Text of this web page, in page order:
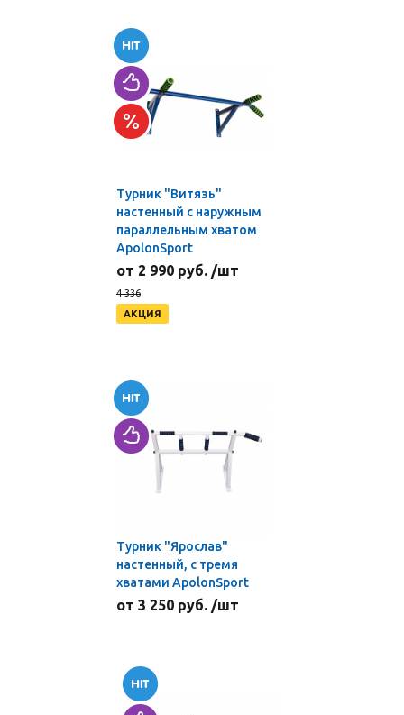
Турник "Витязь"
настенный с наружным
параллельным хватом
ApolonSport
от 2 990 руб. /шт
4 336
АКЦИЯ
Турник "Ярослав"
настенный, с тремя
хватами ApolonSport
от 3 250 руб. /шт